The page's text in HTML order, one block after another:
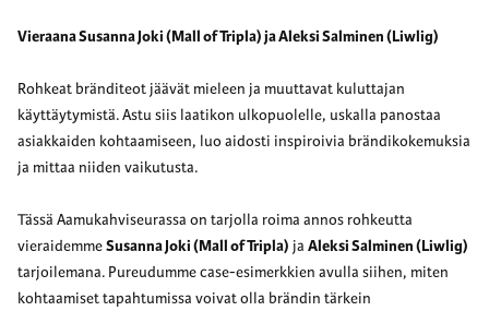
Vieraana Susanna Joki (Mall of Tripla) ja Aleksi Salminen (Liwlig)
Rohkeat bränditeot jäävät mieleen ja muuttavat kuluttajan
käyttäytymistä. Astu siis laatikon ulkopuolelle, uskalla panostaa
asiakkaiden kohtaamiseen, luo aidosti inspiroivia brändikokemuksia
ja mittaa niiden vaikutusta.
Tässä Aamukahviseurassa on tarjolla roima annos rohkeutta
vieraidemmeSusanna Joki (Mall of Tripla) ja Aleksi Salminen (Liwlig)
tarjoilemana. Pureudumme case-esimerkkien avulla siihen, miten
kohtaamiset tapahtumissa voivat olla brändin tärkein